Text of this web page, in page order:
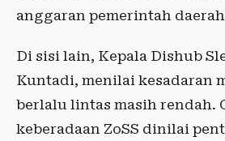
anggaran pemerintah
Di sisi lain, Kepala Dishub
Kuntadi, menilai kesadaran
berlalu lintas masih rendah.
keberadaan ZoSS dinilai